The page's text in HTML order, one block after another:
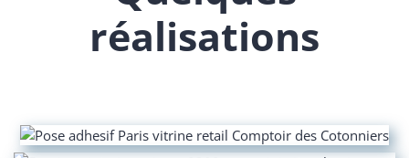
réalisations